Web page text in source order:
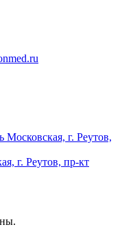
Московская, г. Реутов,
г. Реутов, пр-кт